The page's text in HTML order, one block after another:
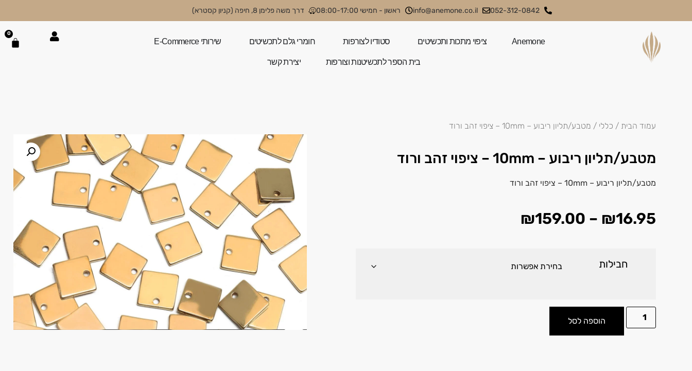
052-312-0842
info@anemone.co.il ראשון - חמישי 08:00-17:00 דרך משה פלימן 8, חיפה (קניון קסטרא)
Anemone ציפוי מתכות ותכשיטים סטודיו לצורפות חומרי גלם לתכשיטים שירותי E-Commerce
בית הספר לתכשיטנות וצורפות יצירת קשר
0
עמוד הבית / כללי / מטבע/תליון ריבוע – 10mm – ציפוי זהב ורוד
מטבע/תליון ריבוע – 10mm – ציפוי זהב ורוד
מטבע/תליון ריבוע – 10mm – ציפוי זהב ורוד
₪16.95
–
₪159.00
חבילות
הוספה לסל